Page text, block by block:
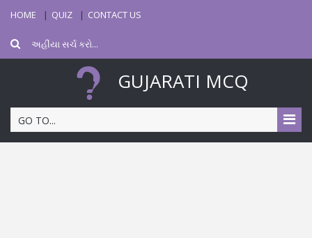
HOME QUIZ CONTACT US
GUJARATI MCQ
GO TO...